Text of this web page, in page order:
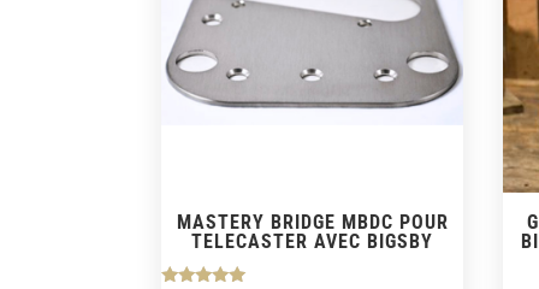
MASTERY BRIDGE MBDC POUR
TELECASTER AVEC BIGSBY